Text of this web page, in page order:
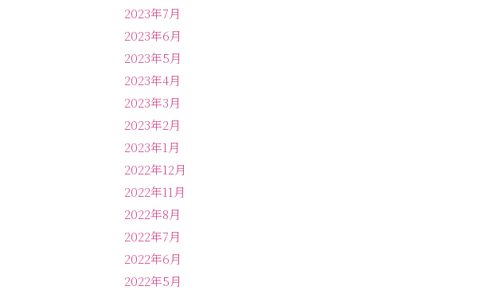
2023年7月
2023年6月
2023年5月
2023年4月
2023年3月
2023年2月
2023年1月
2022年12月
2022年11月
2022年8月
2022年7月
2022年6月
2022年5月